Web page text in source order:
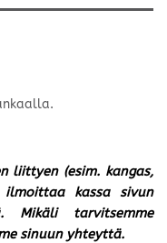
liittyen (esim. kangas,
kassa sivun
Mikäli tarvitsemme
sinuun yhteyttä.